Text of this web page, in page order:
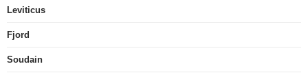
Leviticus
Fjord
Soudain